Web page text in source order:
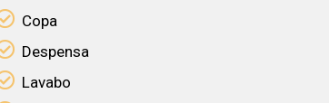
Copa
Despensa
Lavabo